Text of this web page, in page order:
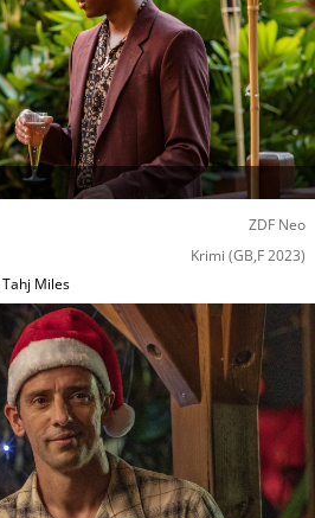
ZDF Neo
Krimi (GB,F 2023)
Tahj Miles